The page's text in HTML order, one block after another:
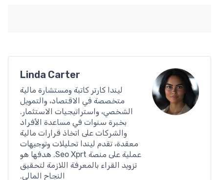
Linda Carter
ليندا كارتر كاتبة ومستشارة مالية
متخصصة في الاقتصاد، والتمويل
الشخصي، واستراتيجيات الاستثمار.
بخبرة سنوات في مساعدة الأفراد
والشركات على اتخاذ قرارات مالية
معقدة، تقدم ليندا تحليلات وتوجيهات
عملية على منصة Seo Xprt. هدفها هو
تزويد القراء بالمعرفة اللازمة لتحقيق
النجاح المالي.